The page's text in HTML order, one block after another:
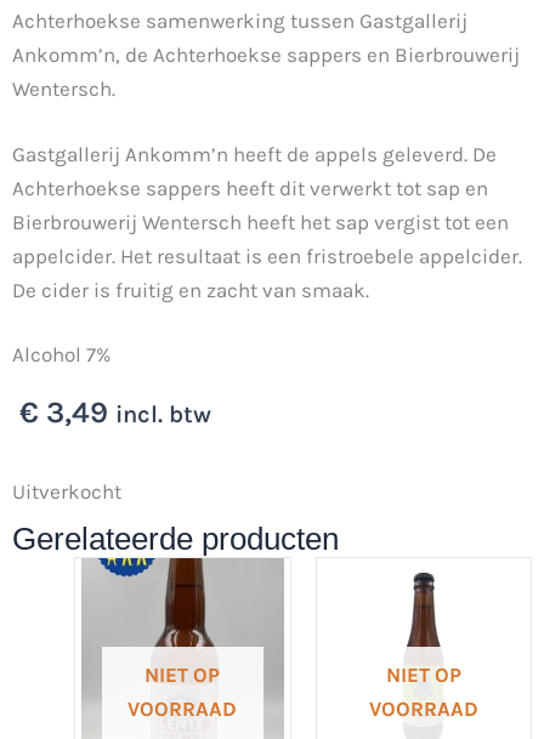
Achterhoekse samenwerking tussen Gastgallerij
Ankomm’n, de Achterhoekse sappers en Bierbrouwerij
Wentersch.
Gastgallerij Ankomm’n heeft de appels geleverd. De
Achterhoekse sappers heeft dit verwerkt tot sap en
Bierbrouwerij Wentersch heeft het sap vergist tot een
appelcider. Het resultaat is een fristroebele appelcider.
De cider is fruitig en zacht van smaak.
Alcohol 7%
€ 3,49 incl. btw
Uitverkocht
Gerelateerde producten
NIET OP
VOORRAAD
NIET OP
VOORRAAD